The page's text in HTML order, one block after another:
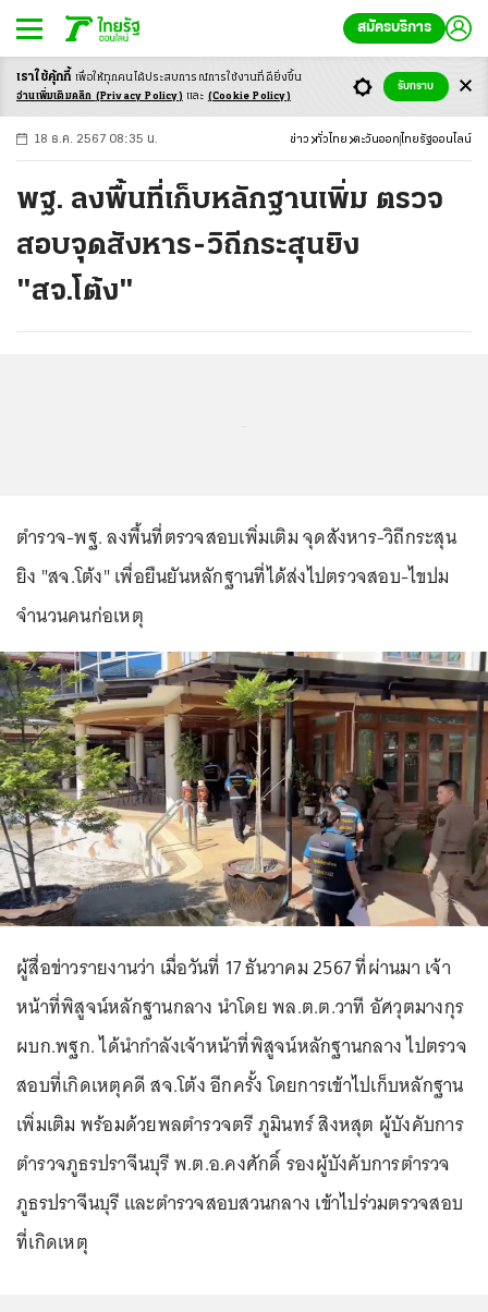
สมัครบริการ
-ก ก ก+
18 ธ.ค. 2567 08:35 น. ข่าว ทั่วไทย ตะวันออก ไทยรัฐออนไลน์
พฐ. ลงพื้นที่เก็บหลักฐานเพิ่ม ตรวจ
สอบจุดสังหาร-วิถีกระสุนยิง
"สจ.โต้ง"
ตำรวจ-พฐ. ลงพื้นที่ตรวจสอบเพิ่มเติม จุดสังหาร-วิถีกระสุน
ยิง "สจ.โต้ง" เพื่อยืนยันหลักฐานที่ได้ส่งไปตรวจสอบ-ไขปม
จำนวนคนก่อเหตุ
ผู้สื่อข่าวรายงานว่า เมื่อวันที่ 17 ธันวาคม 2567 ที่ผ่านมา เจ้า
หน้าที่พิสูจน์หลักฐานกลาง นำโดย พล.ต.ต.วาที อัศวุตมางกุร
ผบก.พฐก. ได้นำกำลังเจ้าหน้าที่พิสูจน์หลักฐานกลาง ไปตรวจ
สอบที่เกิดเหตุคดี สจ.โต้ง อีกครั้ง โดยการเข้าไปเก็บหลักฐาน
เพิ่มเติม พร้อมด้วยพลตำรวจตรี ภูมินทร์ สิงหสุต ผู้บังคับการ
ตำรวจภูธรปราจีนบุรี พ.ต.อ.คงศักดิ์ รองผู้บังคับการตำรวจ
ภูธรปราจีนบุรี และตำรวจสอบสวนกลาง เข้าไปร่วมตรวจสอบ
ที่เกิดเหตุ
เราใช้คุ้กกี้ เพื่อให้ทุกคนได้ประสบการณ์การใช้งานที่ดียิ่งขึ้น
อ่านเพิ่มเติมคลิก (Privacy Policy) และ (Cookie Policy)
รับทราบ